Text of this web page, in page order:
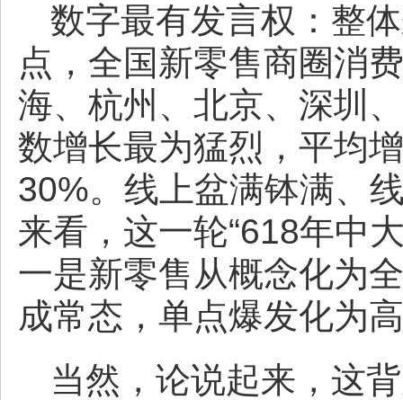
数字最有发言权：整
点，全国新零售商圈消
海、杭州、北京、深圳
数增长最为猛烈，平均
30%。线上盆满钵满、
来看，这一轮“618年中
一是新零售从概念化为
成常态，单点爆发化为
当然，论说起来，这